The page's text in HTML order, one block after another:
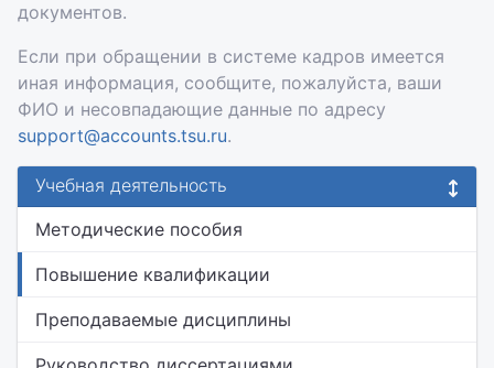
документов.
Если при обращении в системе кадров имеется
иная информация, сообщите, пожалуйста, ваши
ФИО и несовпадающие данные по адресу
support@accounts.tsu.ru.
Учебная деятельность
Методические пособия
Повышение квалификации
Преподаваемые дисциплины